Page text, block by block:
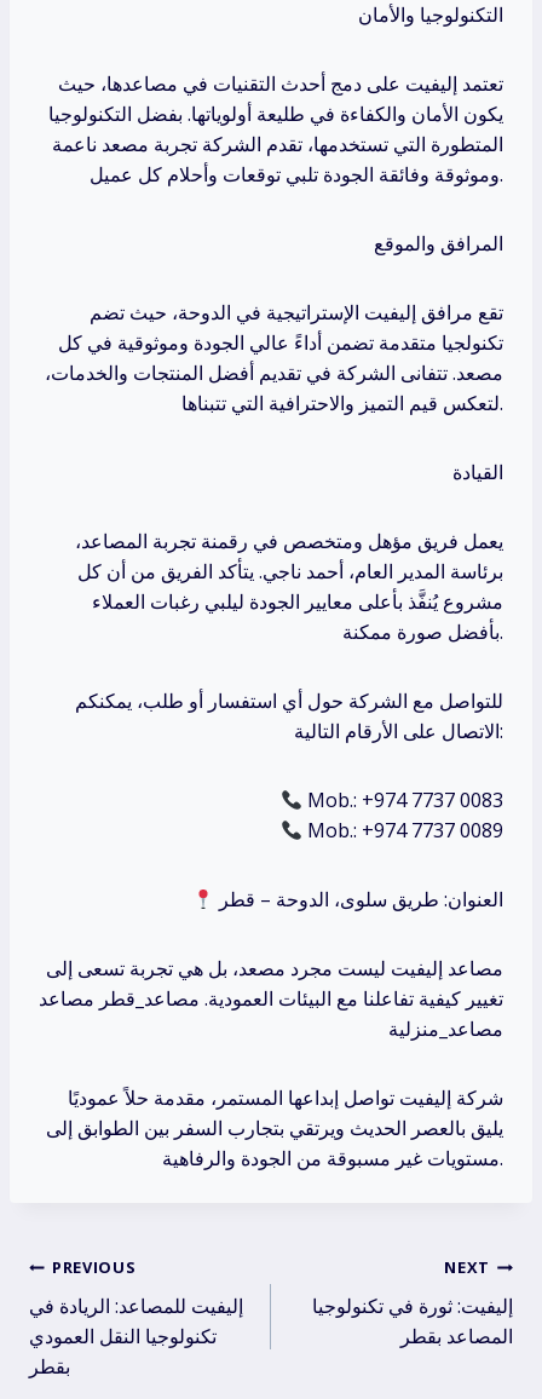
التكنولوجيا والأمان
تعتمد إليفيت على دمج أحدث التقنيات في مصاعدها، حيث
يكون الأمان والكفاءة في طليعة أولوياتها. بفضل التكنولوجيا
المتطورة التي تستخدمها، تقدم الشركة تجربة مصعد ناعمة
وموثوقة وفائقة الجودة تلبي توقعات وأحلام كل عميل.
المرافق والموقع
تقع مرافق إليفيت الإستراتيجية في الدوحة، حيث تضم
تكنولجيا متقدمة تضمن أداءً عالي الجودة وموثوقية في كل
مصعد. تتفانى الشركة في تقديم أفضل المنتجات والخدمات،
لتعكس قيم التميز والاحترافية التي تتبناها.
القيادة
يعمل فريق مؤهل ومتخصص في رقمنة تجربة المصاعد،
برئاسة المدير العام، أحمد ناجي. يتأكد الفريق من أن كل
مشروع يُنفَّذ بأعلى معايير الجودة ليلبي رغبات العملاء
بأفضل صورة ممكنة.
للتواصل مع الشركة حول أي استفسار أو طلب، يمكنكم
الاتصال على الأرقام التالية:
Mob.: +974 7737 0083
Mob.: +974 7737 0089
العنوان: طريق سلوى، الدوحة – قطر
مصاعد إليفيت ليست مجرد مصعد، بل هي تجربة تسعى إلى
تغيير كيفية تفاعلنا مع البيئات العمودية. مصاعد_قطر مصاعد
مصاعد_منزلية
شركة إليفيت تواصل إبداعها المستمر، مقدمة حلاً عموديًا
يليق بالعصر الحديث ويرتقي بتجارب السفر بين الطوابق إلى
مستويات غير مسبوقة من الجودة والرفاهية.
Post
navigation
PREVIOUS
إليفيت للمصاعد: الريادة في
تكنولوجيا النقل العمودي
بقطر
NEXT
إليفيت: ثورة في تكنولوجيا
المصاعد بقطر